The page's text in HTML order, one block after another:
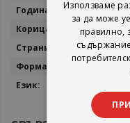
Меки корици
96
Използваме
за да може
правилно,